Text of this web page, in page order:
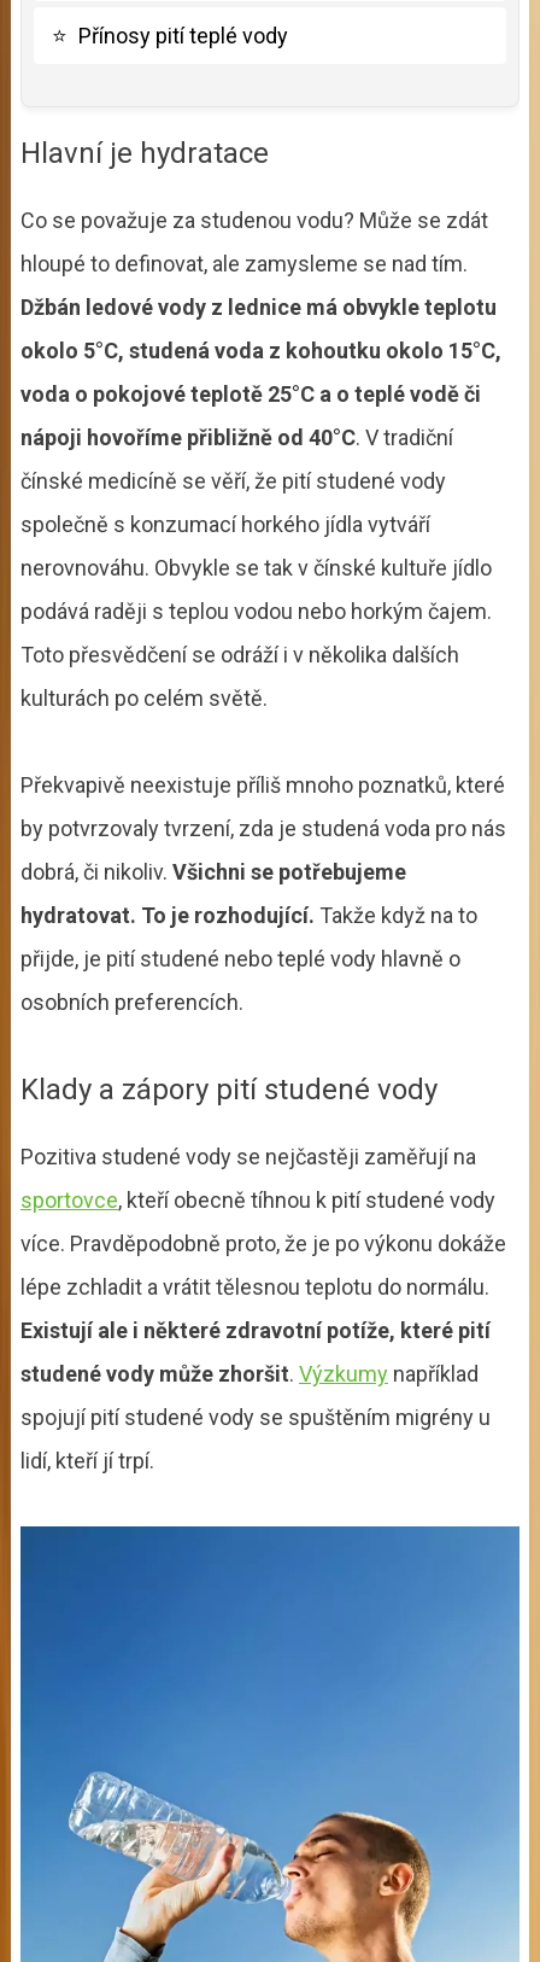
⭐ Přínosy pití teplé vody
Hlavní je hydratace
Co se považuje za studenou vodu? Může se zdát
hloupé to definovat, ale zamysleme se nad tím.
Džbán ledové vody z lednice má obvykle teplotu
okolo 5°C, studená voda z kohoutku okolo 15°C,
voda o pokojové teplotě 25°C a o teplé vodě či
nápoji hovoříme přibližně od 40°C. V tradiční
čínské medicíně se věří, že pití studené vody
společně s konzumací horkého jídla vytváří
nerovnováhu. Obvykle se tak v čínské kultuře jídlo
podává raději s teplou vodou nebo horkým čajem.
Toto přesvědčení se odráží i v několika dalších
kulturách po celém světě.
Překvapivě neexistuje příliš mnoho poznatků, které
by potvrzovaly tvrzení, zda je studená voda pro nás
dobrá, či nikoliv. Všichni se potřebujeme
hydratovat. To je rozhodující. Takže když na to
přijde, je pití studené nebo teplé vody hlavně o
osobních preferencích.
Klady a zápory pití studené vody
Pozitiva studené vody se nejčastěji zaměřují na
sportovce, kteří obecně tíhnou k pití studené vody
více. Pravděpodobně proto, že je po výkonu dokáže
lépe zchladit a vrátit tělesnou teplotu do normálu.
Existují ale i některé zdravotní potíže, které pití
studené vody může zhoršit. Výzkumynapříklad
spojují pití studené vody se spuštěním migrény u
lidí, kteří jí trpí.